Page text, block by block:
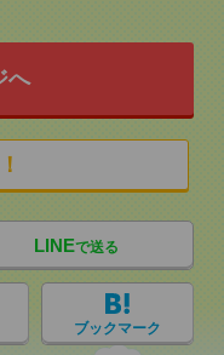
へ
LINEで送る
ブックマーク